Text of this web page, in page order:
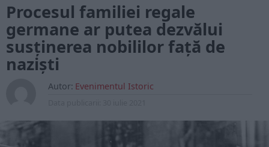
Procesul familiei regale
germane ar putea dezvălui
susținerea nobililor față de
naziști
Autor: Evenimentul Istoric